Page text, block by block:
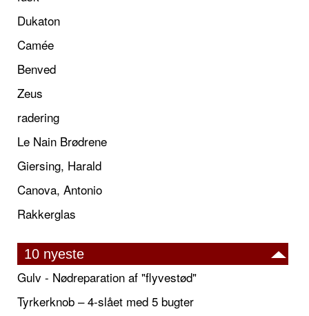
Dukaton
Camée
Benved
Zeus
radering
Le Nain Brødrene
Giersing, Harald
Canova, Antonio
Rakkerglas
10 nyeste
Gulv - Nødreparation af "flyvestød"
Tyrkerknob – 4-slået med 5 bugter